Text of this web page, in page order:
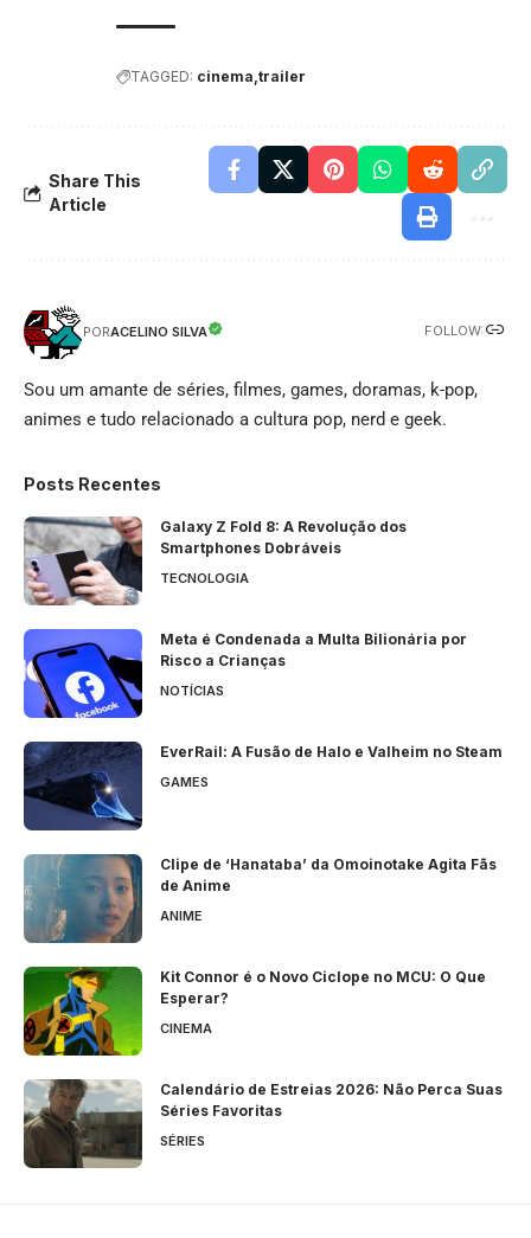
TAGGED: cinema trailer
Share This
Article
PORACELINO SILVA FOLLOW:
Sou um amante de séries, filmes, games, doramas, k-pop,
animes e tudo relacionado a cultura pop, nerd e geek.
Posts Recentes
Galaxy Z Fold 8: A Revolução dos
Smartphones Dobráveis
TECNOLOGIA
Meta é Condenada a Multa Bilionária por
Risco a Crianças
NOTÍCIAS
EverRail: A Fusão de Halo e Valheim no Steam
GAMES
Clipe de ‘Hanataba’ da Omoinotake Agita Fãs
de Anime
ANIME
Kit Connor é o Novo Ciclope no MCU: O Que
Esperar?
CINEMA
Calendário de Estreias 2026: Não Perca Suas
Séries Favoritas
SÉRIES